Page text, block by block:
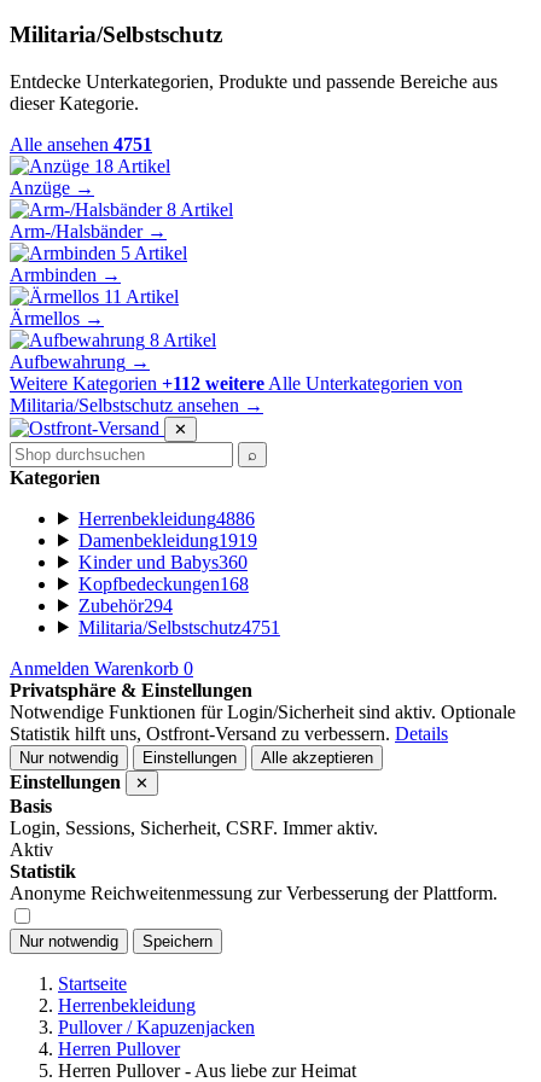
Militaria/Selbstschutz
Entdecke Unterkategorien, Produkte und passende Bereiche aus
dieser Kategorie.
Alle ansehen 4751
18 Artikel
Anzüge →
8 Artikel
Arm-/Halsbänder →
5 Artikel
Armbinden →
11 Artikel
Ärmellos →
8 Artikel
Aufbewahrung →
Weitere Kategorien +112 weitere Alle Unterkategorien von
Militaria/Selbstschutz ansehen →
✕
⌕
Kategorien
Herrenbekleidung4886
Damenbekleidung1919
Kinder und Babys360
Kopfbedeckungen168
Zubehör294
Militaria/Selbstschutz4751
Anmelden Warenkorb 0
Privatsphäre & Einstellungen
Notwendige Funktionen für Login/Sicherheit sind aktiv. Optionale
Statistik hilft uns, Ostfront-Versand zu verbessern. Details
Nur notwendig Einstellungen Alle akzeptieren
Einstellungen ✕
Basis
Login, Sessions, Sicherheit, CSRF. Immer aktiv.
Aktiv
Statistik
Anonyme Reichweitenmessung zur Verbesserung der Plattform.
Nur notwendig Speichern
Startseite
Herrenbekleidung
Pullover / Kapuzenjacken
Herren Pullover
Herren Pullover - Aus liebe zur Heimat